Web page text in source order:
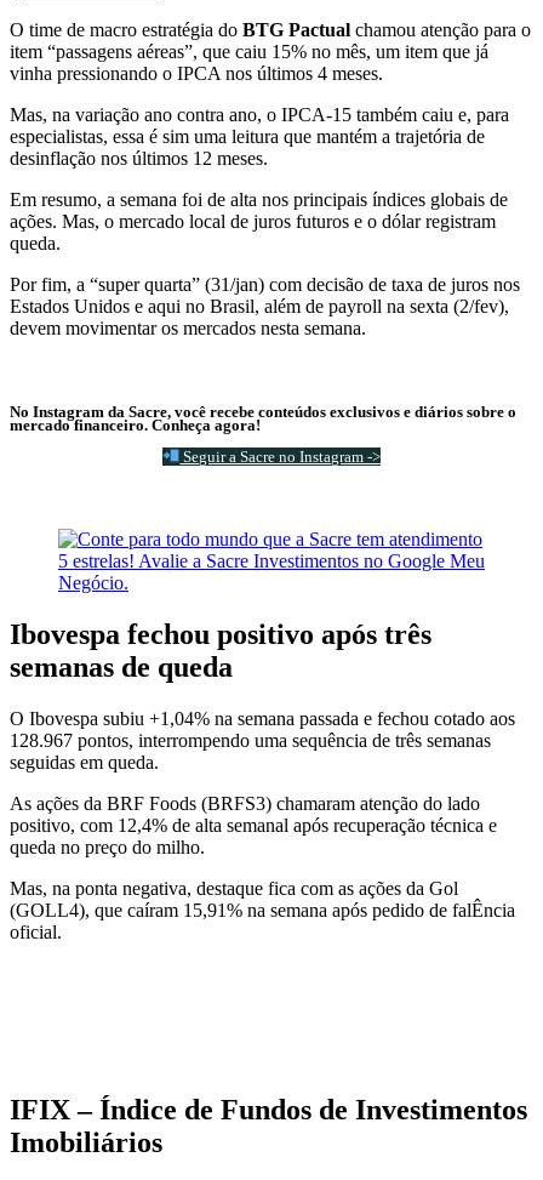
O time de macro estratégia do BTG Pactual chamou atenção para o
item “passagens aéreas”, que caiu 15% no mês, um item que já
vinha pressionando o IPCA nos últimos 4 meses.
Mas, na variação ano contra ano, o IPCA-15 também caiu e, para
especialistas, essa é sim uma leitura que mantém a trajetória de
desinflação nos últimos 12 meses.
Em resumo, a semana foi de alta nos principais índices globais de
ações. Mas, o mercado local de juros futuros e o dólar registram
queda.
Por fim, a “super quarta” (31/jan) com decisão de taxa de juros nos
Estados Unidos e aqui no Brasil, além de payroll na sexta (2/fev),
devem movimentar os mercados nesta semana.
No Instagram da Sacre, você recebe conteúdos exclusivos e diários sobre o
mercado financeiro. Conheça agora!
Seguir a Sacre no Instagram ->
Ibovespa fechou positivo após três
semanas de queda
O Ibovespa subiu +1,04% na semana passada e fechou cotado aos
128.967 pontos, interrompendo uma sequência de três semanas
seguidas em queda.
As ações da BRF Foods (BRFS3) chamaram atenção do lado
positivo, com 12,4% de alta semanal após recuperação técnica e
queda no preço do milho.
Mas, na ponta negativa, destaque fica com as ações da Gol
(GOLL4), que caíram 15,91% na semana após pedido de falÊncia
oficial.
IFIX – Índice de Fundos de Investimentos
Imobiliários